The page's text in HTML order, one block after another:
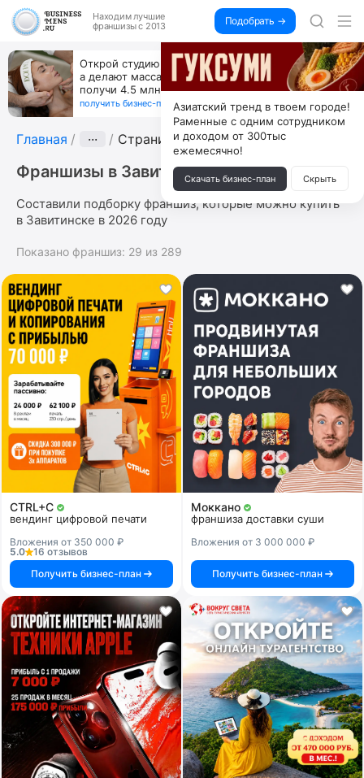
Находим лучшие
франшизы с 2013
Подобрать →
Открой студию, где не колют и не режут,
а делают массаж лица руками и в первый же год
получи 4.5 млн
получить бизнес-план ↓
Главная ··· Страница 5
Франшизы в Завитинске
Составили подборку франшиз, которые можно купить
в Завитинске в 2026 году
Показано франшиз: 29 из 289
CTRL+C
вендинг цифровой печати
Вложения от 350 000 ₽
5.0
16 отзывов
Получить бизнес-план
Моккано
франшиза доставки суши
Вложения от 3 000 000 ₽
Получить бизнес-план
Азиатский тренд в твоем городе!
Раменные с одним сотрудником
и доходом от 300тыс
ежемесячно!
Скачать бизнес-план Скрыть